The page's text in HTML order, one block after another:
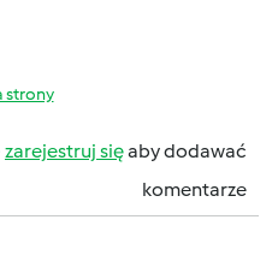
strony
zarejestruj sięaby dodawać
komentarze